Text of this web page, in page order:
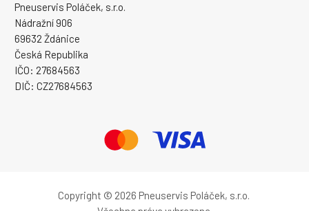
Pneuservis Poláček, s.r.o.
Nádražní 906
69632 Ždánice
Česká Republika
IČO: 27684563
DIČ: CZ27684563
Copyright © 2026 Pneuservis Poláček, s.r.o.